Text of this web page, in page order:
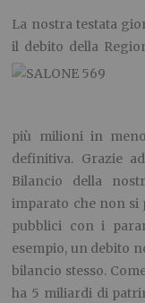
La nostra testata
il debito della
più milioni in
definitiva. Grazie
Bilancio della
imparato che non si
pubblici con i
esempio, un debito
bilancio stesso.
ha 5 miliardi di